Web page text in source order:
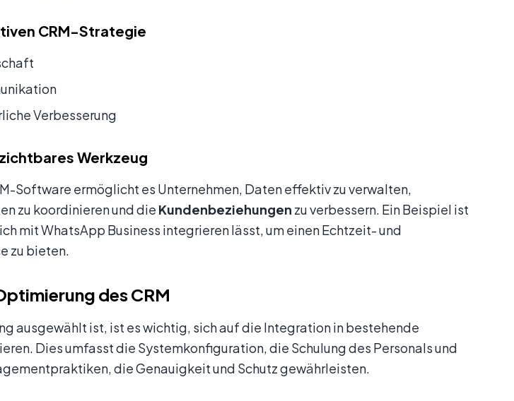
CRM-Strategie
Verbesserung
Werkzeug
Software ermöglicht es Unternehmen, Daten effektiv zu verwalten,
zu koordinieren und die Kundenbeziehungen zu verbessern. Ein Beispiel ist
mit WhatsApp Business integrieren lässt, um einen Echtzeit- und
zu bieten.
des CRM
ausgewählt ist, ist es wichtig, sich auf die Integration in bestehende
Dies umfasst die Systemkonfiguration, die Schulung des Personals und
die Genauigkeit und Schutz gewährleisten.